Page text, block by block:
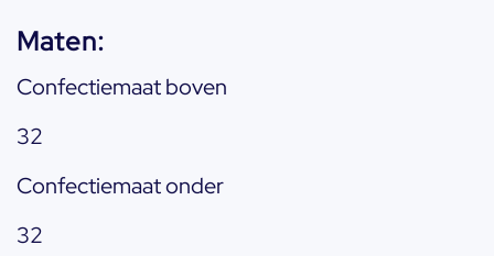
Maten:
Confectiemaat boven
32
Confectiemaat onder
32